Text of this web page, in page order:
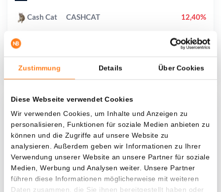
Zustimmung Details Über Cookies
Diese Webseite verwendet Cookies
Wir verwenden Cookies, um Inhalte und Anzeigen zu
personalisieren, Funktionen für soziale Medien anbieten zu
können und die Zugriffe auf unsere Website zu
analysieren. Außerdem geben wir Informationen zu Ihrer
Verwendung unserer Website an unsere Partner für soziale
Medien, Werbung und Analysen weiter. Unsere Partner
führen diese Informationen möglicherweise mit weiteren
Daten zusammen, die Sie ihnen bereitgestellt haben oder
Was, wenn ich...?
Zie hoeveel waarde je vandaag zou hebben als
je dollar-cost averaging had toegepast op
verschillende cryptocurrencies.
Hätte investiert In
Cash Cat CASHCAT 12,40%
0,20%